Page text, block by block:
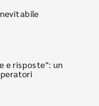
e risposte": un